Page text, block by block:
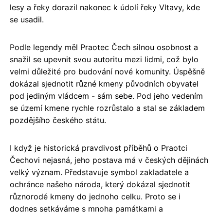
lesy a řeky dorazil nakonec k údolí řeky Vltavy, kde
se usadil.
Podle legendy měl Praotec Čech silnou osobnost a
snažil se upevnit svou autoritu mezi lidmi, což bylo
velmi důležité pro budování nové komunity. Úspěšně
dokázal sjednotit různé kmeny původních obyvatel
pod jediným vládcem - sám sebe. Pod jeho vedením
se území kmene rychle rozrůstalo a stal se základem
pozdějšího českého státu.
I když je historická pravdivost příběhů o Praotci
Čechovi nejasná, jeho postava má v českých dějinách
velký význam. Představuje symbol zakladatele a
ochránce našeho národa, který dokázal sjednotit
různorodé kmeny do jednoho celku. Proto se i
dodnes setkáváme s mnoha památkami a